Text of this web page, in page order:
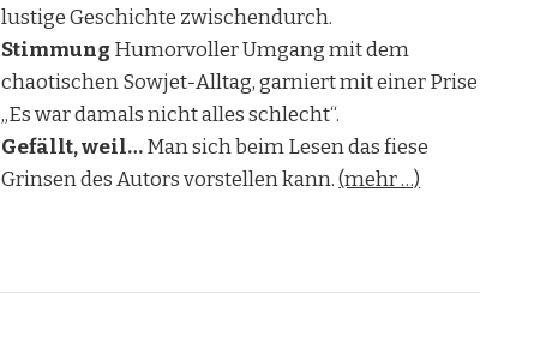
lustige Geschichte zwischendurch.
Stimmung Humorvoller Umgang mit dem
chaotischen Sowjet-Alltag, garniert mit einer Prise
„Es war damals nicht alles schlecht“.
Gefällt, weil…Man sich beim Lesen das fiese
Grinsen des Autors vorstellen kann.(mehr …)